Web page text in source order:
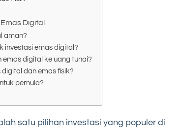
Digital
aman?
investasi emas digital?
digital ke uang tunai?
dan emas fisik?
pemula?
satu pilihan investasi yang populer di